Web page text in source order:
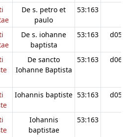
De s. petro et
paulo
53:163
De s. iohanne
baptista
53:163 d05
De sancto
Iohanne Baptista
53:163 d06
Iohannis baptiste 53:163 d05
Iohannis
baptistae
53:163